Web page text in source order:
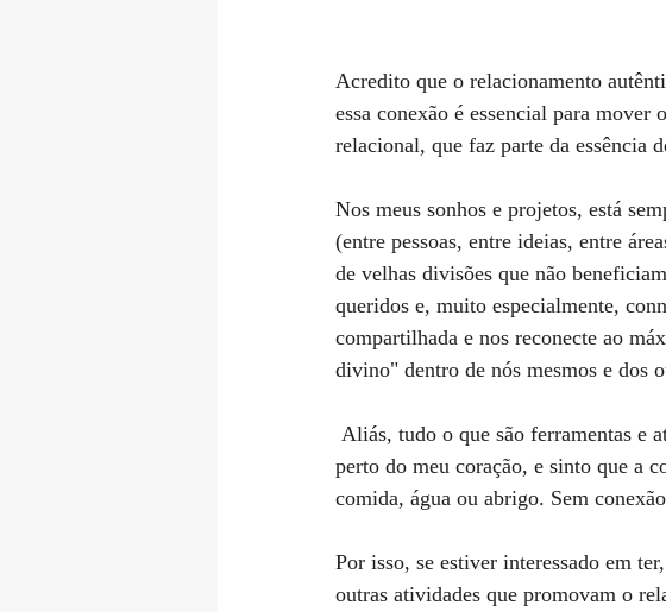
Acredito que o relacionamento
essa conexão é essencial para
relacional, que faz parte da essência
Nos meus sonhos e projetos, está
(entre pessoas, entre ideias, entre
de velhas divisões que não
queridos e, muito especialmente,
compartilhada e nos reconecte ao
divino" dentro de nós mesmos e dos
perto do meu coração, e sinto que a
comida, água ou abrigo. Sem
Por isso, se estiver interessado em
outras atividades que promovam o